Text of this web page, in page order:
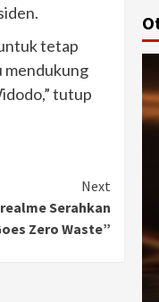
tetap
mendukung
tutup
Next
Serahkan
Zero Waste”
perjalanan
peluncuran